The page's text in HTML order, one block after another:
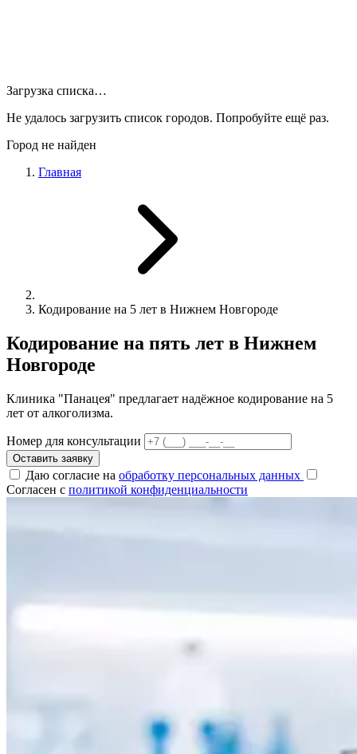
Загрузка списка…
Не удалось загрузить список городов. Попробуйте ещё раз.
Город не найден
Главная
Кодирование на 5 лет в Нижнем Новгороде
Кодирование на пять лет в Нижнем
Новгороде
Клиника "Панацея" предлагает надёжное кодирование на 5
лет от алкоголизма.
Номер для консультации
Оставить заявку
Даю согласие на обработку персональных данных
Согласен с политикой конфиденциальности